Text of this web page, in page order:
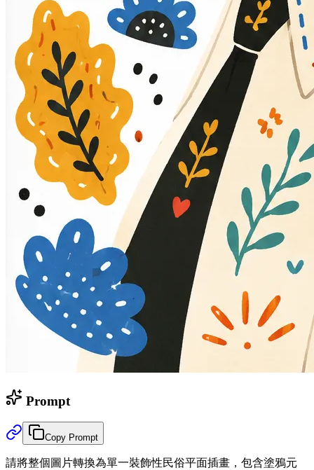
Prompt
Copy Prompt
請將整個圖片轉換為單一裝飾性民俗平面插畫，包含塗鴉元